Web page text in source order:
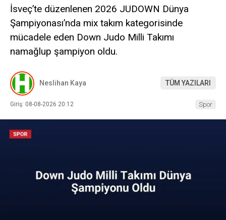
İsveç’te düzenlenen 2026 JUDOWN Dünya
Şampiyonası’nda mix takım kategorisinde
mücadele eden Down Judo Milli Takımı
namağlup şampiyon oldu.
Neslihan Kaya TÜM YAZILARI
Giriş: 08-08-2026 20:12 Spor